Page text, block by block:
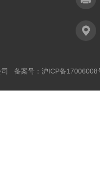
备案号： 沪ICP备17006008